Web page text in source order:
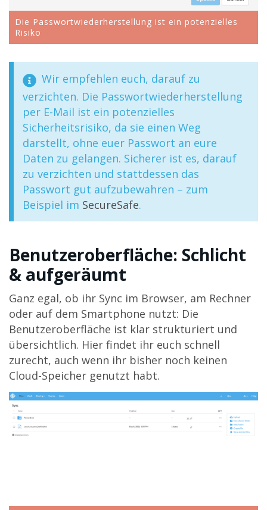
Die Passwortwiederherstellung ist ein potenzielles
Risiko
Wir empfehlen euch, darauf zu
verzichten. Die Passwortwiederherstellung
per E-Mail ist ein potenzielles
Sicherheitsrisiko, da sie einen Weg
darstellt, ohne euer Passwort an eure
Daten zu gelangen. Sicherer ist es, darauf
zu verzichten und stattdessen das
Passwort gut aufzubewahren – zum
Beispiel im SecureSafe.
Benutzeroberfläche: Schlicht
& aufgeräumt
Ganz egal, ob ihr Sync im Browser, am Rechner
oder auf dem Smartphone nutzt: Die
Benutzeroberfläche ist klar strukturiert und
übersichtlich. Hier findet ihr euch schnell
zurecht, auch wenn ihr bisher noch keinen
Cloud-Speicher genutzt habt.